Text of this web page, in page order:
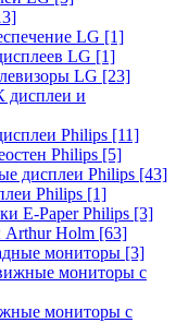
LG [1]
LG [1]
LG [23]
дисплеи и
Philips [11]
Philips [5]
дисплеи Philips [43]
Philips [1]
E-Paper Philips [3]
Holm [63]
мониторы [3]
мониторы с
мониторы с